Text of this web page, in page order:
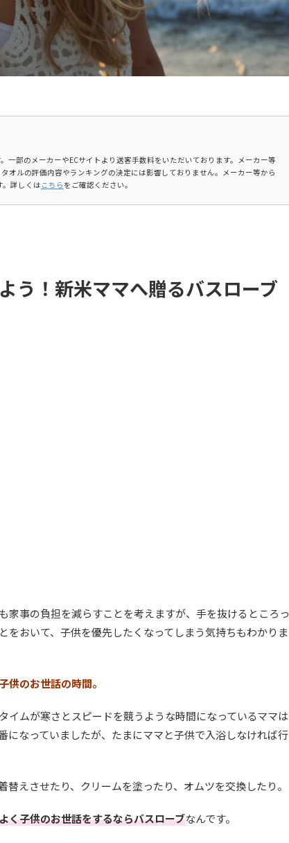
一部のメーカーやECサイトより送客手数料をいただいております。メーカー等
オルの評価内容やランキングの決定には影響しておりません。メーカー等から
。詳しくは こちら をご確認ください。
う！新米ママへ贈るバスローブ
家事の負担を減らすことを考えますが、手を抜けるところっ
をおいて、子供を優先したくなってしまう気持ちもわかりま
供のお世話の時間。
イムが寒さとスピードを競うような時間になっているママは
になっていましたが、たまにママと子供で入浴しなければ行
えさせたり、クリームを塗ったり、オムツを交換したり。
く子供のお世話をするならバスローブなんです。